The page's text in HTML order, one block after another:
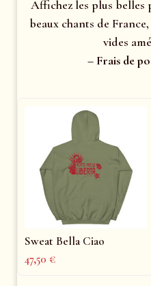
Affichez les plus belles
beaux chants de
vides
– Frais de
Sweat Bella Ciao
47,50€